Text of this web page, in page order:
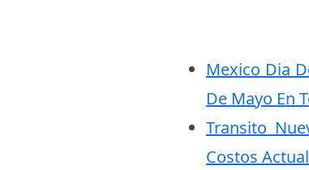
Mexico Dia
De Mayo En
Transito
Costos